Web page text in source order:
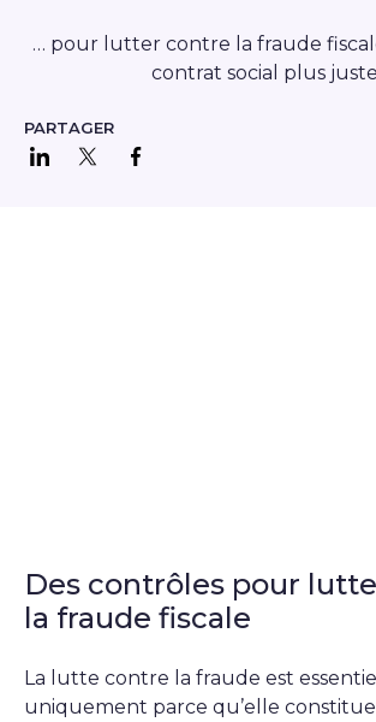
… pour lutter contre la fraude
contrat social plus
PARTAGER
Partager sur LinkedIn
Partager sur Twitter
Des contrôles pour
la fraude fiscale
La lutte contre la fraude est
uniquement parce qu’elle